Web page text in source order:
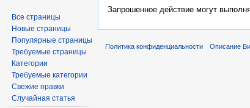
Запрошенное действие могут
Все страницы
Новые страницы
Популярные страницы
Требуемые страницы
Категории
Требуемые категории
Свежие правки
Случайная статья
Политика конфиденциальности Описание